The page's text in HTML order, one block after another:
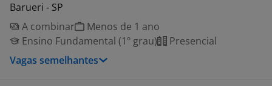
Barueri - SP
A combinar
Menos de 1 ano
Ensino Fundamental (1º grau)
Presencial
Vagas semelhantes